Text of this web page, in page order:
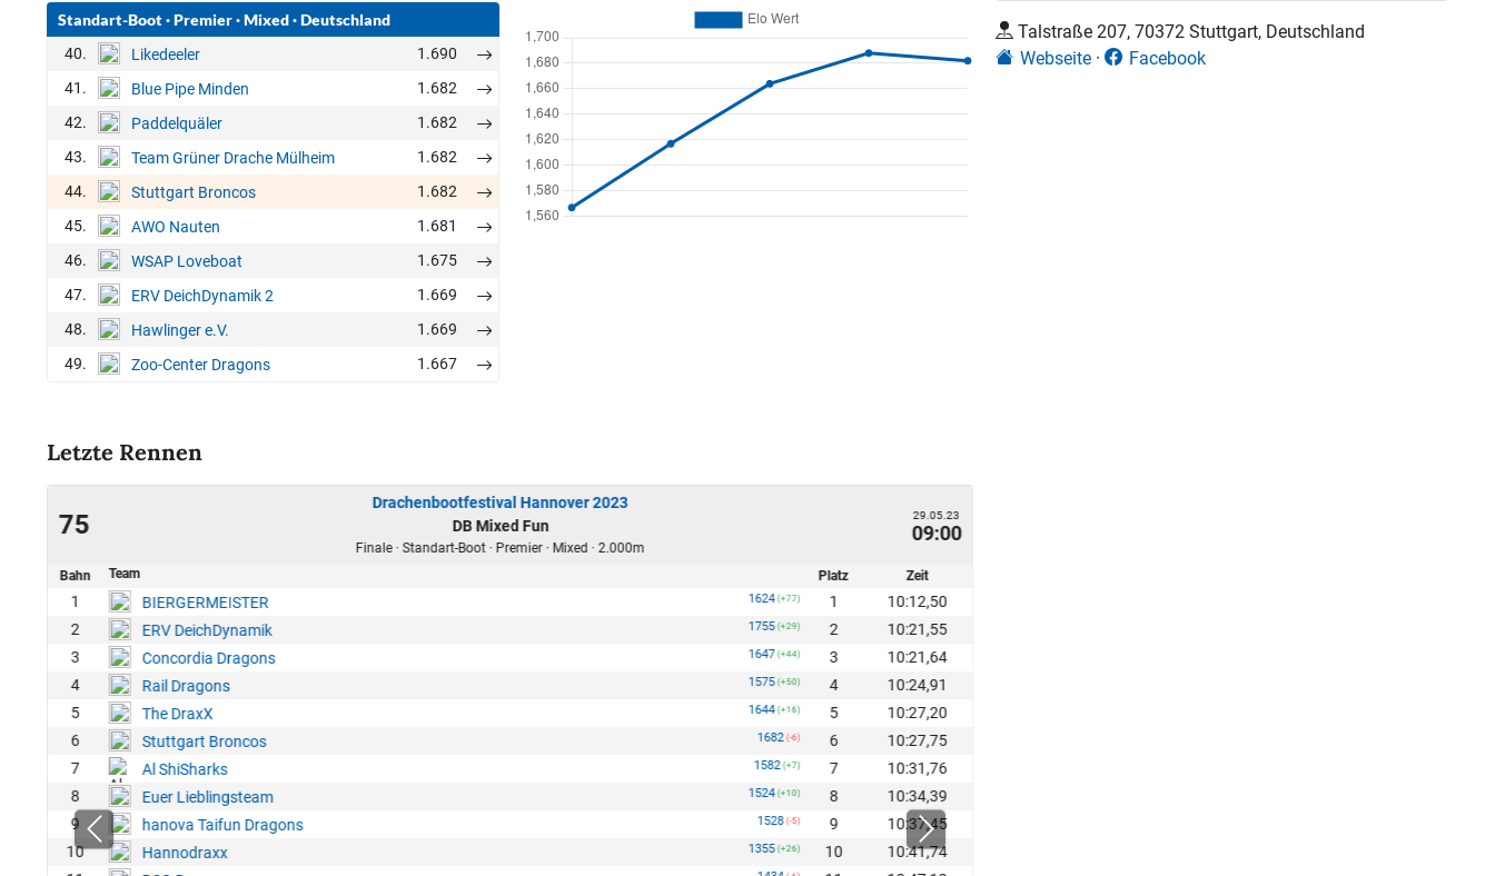
Standart-Boot·Premier·Mixed·Deutschland
40. Likedeeler
1.690
41.
Blue Pipe Minden
1.682
42.
Paddelquäler
1.682
43.
Team Grüner Drache Mülheim
1.682
44.
Stuttgart Broncos
1.682
45.
AWO Nauten
1.681
46.
WSAP Loveboat
1.675
47.
ERV DeichDynamik 2
1.669
48.
Hawlinger e.V.
1.669
49.
Zoo-Center Dragons 1.667
Letzte Rennen
75
Drachenbootfestival Hannover 2023
DB Mixed Fun
Finale · Standart-Boot · Premier · Mixed · 2.000m
29.05.23
09:00
Bahn Team Platz Zeit
1 BIERGERMEISTER 1624 (+77) 1
10:12,50
2
ERV DeichDynamik 1755 (+29) 2
10:21,55
3
Concordia Dragons 1647 (+44) 3
10:21,64
4
Rail Dragons 1575 (+50) 4
10:24,91
5
The DraxX 1644 (+16) 5
10:27,20
6
Stuttgart Broncos 1682 (-6) 6
10:27,75
7
Al ShiSharks 1582 (+7) 7
10:31,76
8
Euer Lieblingsteam 1524 (+10) 8
10:34,39
9
hanova Taifun Dragons 1528 (-5) 9
10:37,45
10
Hannodraxx 1355 (+26) 10
10:41,74
Talstraße 207, 70372 Stuttgart, Deutschland
Webseite
Facebook